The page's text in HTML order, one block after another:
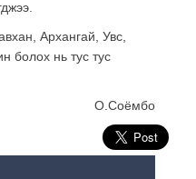
Архангай, Увс,
болох нь тус тус
О.Соёмбо